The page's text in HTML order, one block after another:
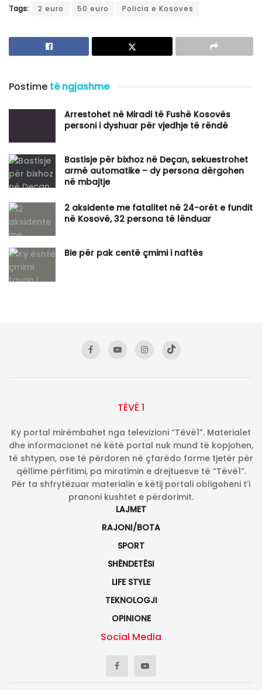
Tags: 2 euro 50 euro Policia e Kosoves
Postime të ngjashme
Arrestohet në Miradi të Fushë Kosovës
personi i dyshuar për vjedhje të rëndë
Bastisje për bixhoz në Deçan, sekuestrohet
armë automatike – dy persona dërgohen
në mbajtje
2 aksidente me fatalitet në 24-orët e fundit
në Kosovë, 32 persona të lënduar
Bie për pak centë çmimi i naftës
TËVË 1
Ky portal mirëmbahet nga televizioni “Tëvë1”. Materialet
dhe informacionet në këtë portal nuk mund të kopjohen,
të shtypen, ose të përdoren në çfarëdo forme tjetër për
qëllime përfitimi, pa miratimin e drejtuesve të “Tëvë1”.
Për ta shfrytëzuar materialin e këtij portali obligoheni t’i
pranoni kushtet e përdorimit.
LAJMET
RAJONI/BOTA
SPORT
SHËNDETËSI
LIFE STYLE
TEKNOLOGJI
OPINIONE
Social Media